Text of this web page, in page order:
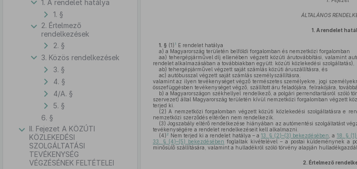
1. A rendelet hatálya
1. §
2. Értelmező
rendelkezések
2. §
3. Közös rendelkezések
3. §
4. §
4/A. §
5. §
6. §
II. Fejezet A KÖZÚTI
KÖZLEKEDÉSI
SZOLGÁLTATÁSI
TEVÉKENYSÉG
VÉGZÉSÉNEK FELTÉTELEI
ÁLTALÁNOS
1. A rendelet
1. § (1) 1 E rendelet hatálya
a) a Magyarország területén belföldi forgalomban és nemzetközi forgalomban
aa) tehergépjárművel díj ellenében végzett közúti árutovábbítási, valamint
rendelet alkalmazásában a továbbiakban együtt: közúti közlekedési szolgáltatás),
ab) tehergépjárművel végzett saját számlás közúti áruszállításra, és
ac) autóbusszal végzett saját számlás személyszállításra,
valamint az ilyen tevékenységet végző természetes személyekre, jogi
összefüggésben tevékenységet végző, szállított áru feladójára, felrakójára,
b) a Magyarországon székhellyel rendelkező, a polgári perrendtartásról szóló
szervezet) által Magyarország területén kívül nemzetközi forgalomban végzett
terjed ki.
(2) A nemzetközi forgalomban végzett közúti közlekedési szolgáltatásra e
nemzetközi szerződés eltérően nem rendelkezik.
(3) Jogszabály eltérő rendelkezése hiányában az autómentési szolgáltatást
tevékenységére a rendelet rendelkezéseit kell alkalmazni.
(4) 2 Nem terjed ki a rendelet hatálya – a 13. § (2)–(3) bekezdésében , a 18. §
33. § (4)–(5) bekezdésében foglaltak kivételével – a postai küldeménynek a
minősülő szállítására, valamint a hulladékról szóló törvény alapján
2. Értelmező